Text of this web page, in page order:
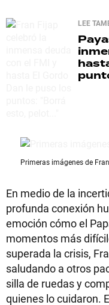
LEE
Primeras imágenes de
En medio de la
profunda conexión
emoción cómo el
momentos más
superada la crisis,
saludando a otros
silla de ruedas y
quienes lo cuidaron.